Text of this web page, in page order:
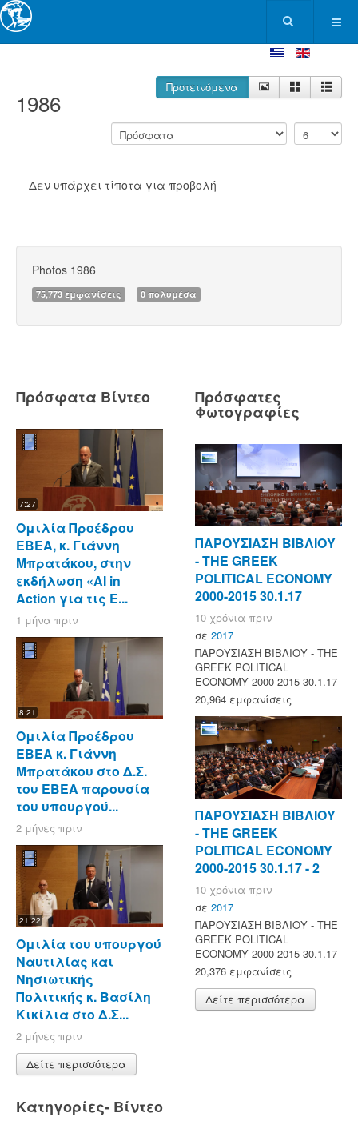
1986
Προτεινόμενα
Δεν υπάρχει τίποτα για προβολή
Photos 1986
75,773 εμφανίσεις 0 πολυμέσα
Πρόσφατα Βίντεο
7:27
Ομιλία Προέδρου
ΕΒΕΑ, κ. Γιάννη
Μπρατάκου, στην
εκδήλωση «AI in
Action για τις Ε...
1 μήνα πριν
8:21
Ομιλία Προέδρου
ΕΒΕΑ κ. Γιάννη
Μπρατάκου στο Δ.Σ.
του ΕΒΕΑ παρουσία
του υπουργού...
2 μήνες πριν
21:22
Ομιλία του υπουργού
Ναυτιλίας και
Νησιωτικής
Πολιτικής κ. Βασίλη
Κικίλια στο Δ.Σ...
2 μήνες πριν
Δείτε περισσότερα
Κατηγορίες- Βίντεο
Πρόσφατες
Φωτογραφίες
ΠΑΡΟΥΣΙΑΣΗ ΒΙΒΛΙΟΥ
- ΤΗΕ GREEK
POLITICAL ECONOMY
2000-2015 30.1.17
10 χρόνια πριν
σε 2017
ΠΑΡΟΥΣΙΑΣΗ ΒΙΒΛΙΟΥ - ΤΗΕ
GREEK POLITICAL
ECONOMY 2000-2015 30.1.17
20,964 εμφανίσεις
ΠΑΡΟΥΣΙΑΣΗ ΒΙΒΛΙΟΥ
- ΤΗΕ GREEK
POLITICAL ECONOMY
2000-2015 30.1.17 - 2
10 χρόνια πριν
σε 2017
ΠΑΡΟΥΣΙΑΣΗ ΒΙΒΛΙΟΥ - ΤΗΕ
GREEK POLITICAL
ECONOMY 2000-2015 30.1.17
20,376 εμφανίσεις
Δείτε περισσότερα